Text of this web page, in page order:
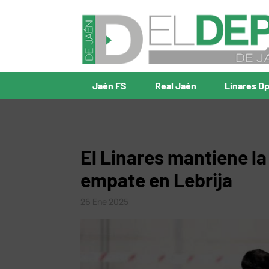
Jaén FS Real Jaén Linares
El Linares mantiene
empate en Lebrija